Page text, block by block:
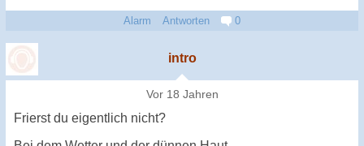
Alarm Antworten 0
intro
Vor 18 Jahren
Frierst du eigentlich nicht?